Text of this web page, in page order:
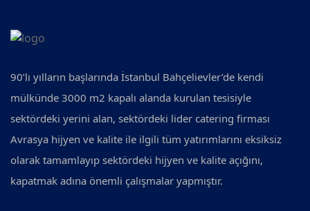
90’lı yılların başlarında İstanbul Bahçelievler’de kendi
mülkünde 3000 m2 kapalı alanda kurulan tesisiyle
sektördeki yerini alan, sektördeki lider catering firması
Avrasya hijyen ve kalite ile ilgili tüm yatırımlarını eksiksiz
olarak tamamlayıp sektördeki hijyen ve kalite açığını,
kapatmak adına önemli çalışmalar yapmıştır.